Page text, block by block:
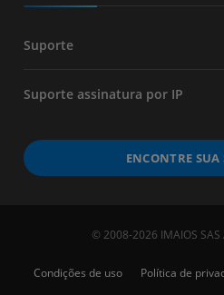
Suporte
Suporte assinatura por IP
ENCONTRE SUA
© 2008-2026 IMAIOS
Condições de uso Política de